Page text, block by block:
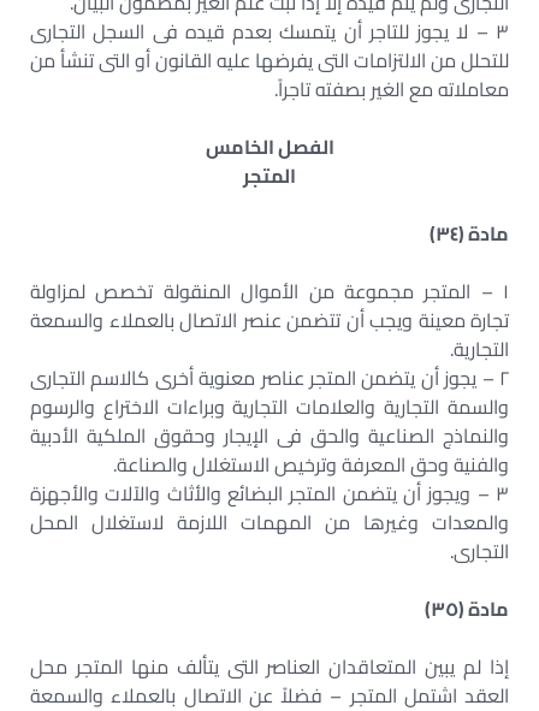
٣ – لا يجوز للتاجر أن يتمسك بعدم قيده فى السجل التجارى
للتحلل من الالتزامات التى يفرضها عليه القانون أو التى تنشأ من
معاملاته مع الغير بصفته تاجراً.
الفصل الخامس
المتجر
مادة (٣٤)
١ – المتجر مجموعة من الأموال المنقولة تخصص لمزاولة
تجارة معينة ويجب أن تتضمن عنصر الاتصال بالعملاء والسمعة
التجارية.
٢ – يجوز أن يتضمن المتجر عناصر معنوية أخرى كالاسم التجارى
والسمة التجارية والعلامات التجارية وبراءات الاختراع والرسوم
والنماذج الصناعية والحق فى الإيجار وحقوق الملكية الأدبية
والفنية وحق المعرفة وترخيص الاستغلال والصناعة.
٣ – ويجوز أن يتضمن المتجر البضائع والأثاث والآلات والأجهزة
والمعدات وغيرها من المهمات اللازمة لاستغلال المحل
التجارى.
مادة (٣٥)
إذا لم يبين المتعاقدان العناصر التى يتألف منها المتجر محل
العقد اشتمل المتجر – فضلاً عن الاتصال بالعملاء والسمعة